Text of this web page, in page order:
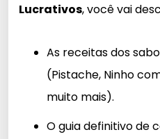
Lucrativos, você vai
As receitas dos
(Pistache, Ninho
muito mais).
O guia definitivo de